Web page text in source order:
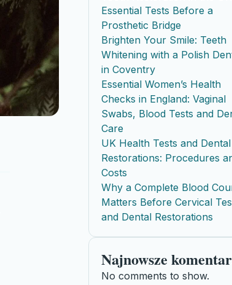
Essential Tests Before a
Prosthetic Bridge
Brighten Your Smile: Teeth
Whitening with a Polish
in Coventry
Essential Women’s Health
Checks in England: Vaginal
Swabs, Blood Tests and
Care
UK Health Tests and Dental
Restorations: Procedures
Costs
Why a Complete Blood
Matters Before Cervical
and Dental Restorations
Najnowsze
No comments to show.